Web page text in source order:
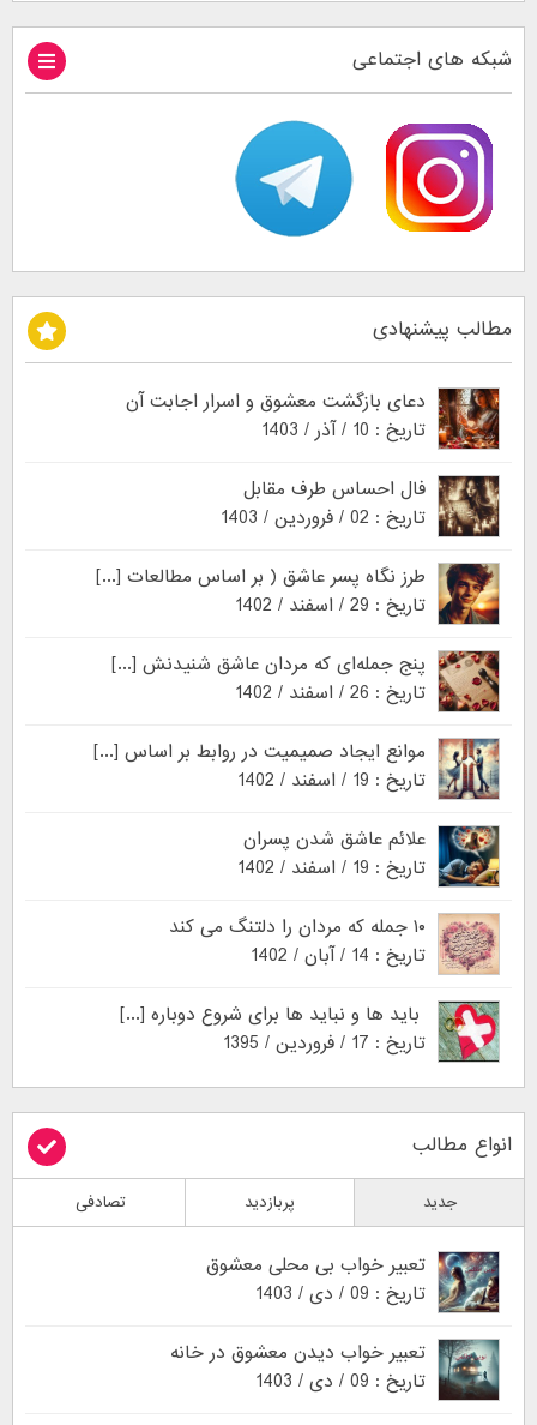
شبکه های اجتماعی
مطالب پیشنهادی
دعای بازگشت معشوق و اسرار اجابت آن
تاریخ : 10 / آذر / 1403
فال احساس طرف مقابل
تاریخ : 02 / فروردین / 1403
طرز نگاه پسر عاشق ( بر اساس مطالعات [...]
تاریخ : 29 / اسفند / 1402
پنج جمله‌ای که مردان عاشق شنیدنش [...]
تاریخ : 26 / اسفند / 1402
موانع ایجاد صمیمیت در روابط بر اساس [...]
تاریخ : 19 / اسفند / 1402
علائم عاشق شدن پسران
تاریخ : 19 / اسفند / 1402
۱۰ جمله که مردان را دلتنگ می کند
تاریخ : 14 / آبان / 1402
باید ها و نباید ها برای شروع دوباره [...]
تاریخ : 17 / فروردین / 1395
انواع مطالب
جدید پربازدید تصادفی
تعبیر خواب بی محلی معشوق
تاریخ : 09 / دی / 1403
تعبیر خواب دیدن معشوق در خانه
تاریخ : 09 / دی / 1403